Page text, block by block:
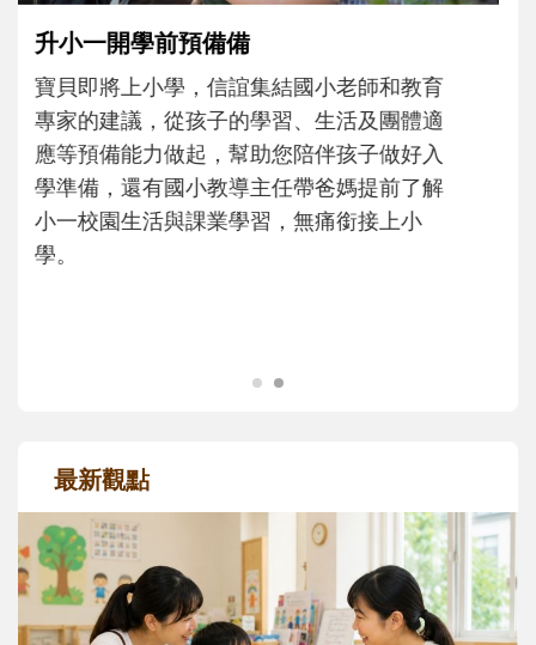
和孩子一起長大的那個男人│讀懂父親的
不同模樣
沒有人天生就擅長當爸爸！男人總是在一次
次「前所未有」的體驗中，跟著孩子一起長
大。從給予安全感的肢體遊戲，到獨立自
主、角色認同及解決問題的能力養成。爸爸
正嘗試用不同的模樣，參與孩子每個重要的
最新觀點